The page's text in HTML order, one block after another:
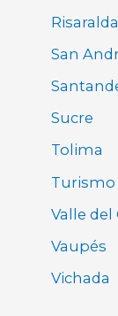
Risaralda
San
Sucre
Tolima
Turismo
Valle del
Vaupés
Vichada